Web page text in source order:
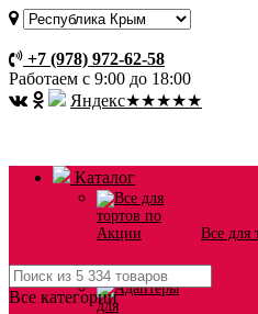
+7 (978) 972-62-58
Работаем с 9:00 до 18:00
Яндекс★★★★★
Каталог
Все для
Все категории